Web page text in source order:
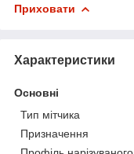
Приховати
Характеристики
Основні
Тип мітчика
Призначення